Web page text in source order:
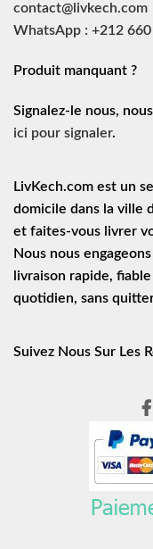
contact@livkech.com
WhatsApp : +212
Produit manquant ?
Signalez-le nous,
ici pour signaler.
LivKech.com est un
domicile dans la ville
et faites-vous livrer
Nous nous
livraison rapide,
quotidien, sans
Suivez Nous Sur Les